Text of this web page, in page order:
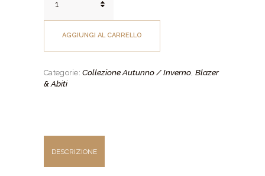
Pura
Poule
Drop
4
AGGIUNGI AL CARRELLO
Categorie:Collezione Autunno / Inverno Blazer
& Abiti
DESCRIZIONE